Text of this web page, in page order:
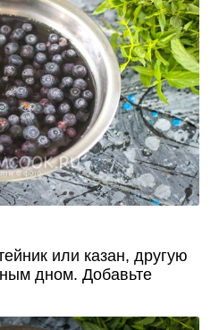
или казан, другую
дном. Добавьте